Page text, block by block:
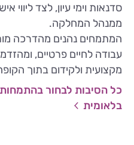
סדנאות וימי עיון, לצד ליווי
ממנהל המחלקה.
המתמחים נהנים מהדרכה
עבודה לחיים פרטיים,
מקצועית ולקידום בתוך
כל הסיבות לבחור
בלאומית